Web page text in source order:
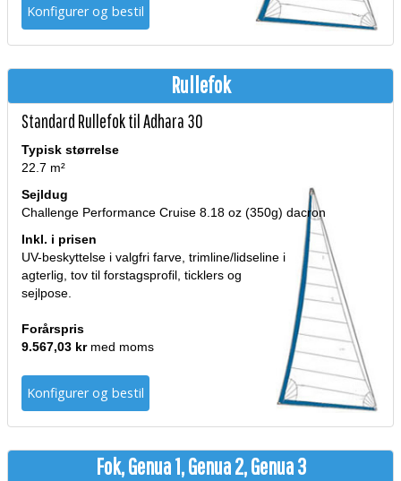
Konfigurer og bestil
Rullefok
Standard Rullefok til Adhara 30
Typisk størrelse
22.7 m²
Sejldug
Challenge Performance Cruise 8.18 oz (350g) dacron
Inkl. i prisen
UV-beskyttelse i valgfri farve, trimline/lidseline i
agterlig, tov til forstagsprofil, ticklers og
sejlpose.
Forårspris
9.567,03 krmed moms
Konfigurer og bestil
Fok, Genua 1, Genua 2, Genua 3